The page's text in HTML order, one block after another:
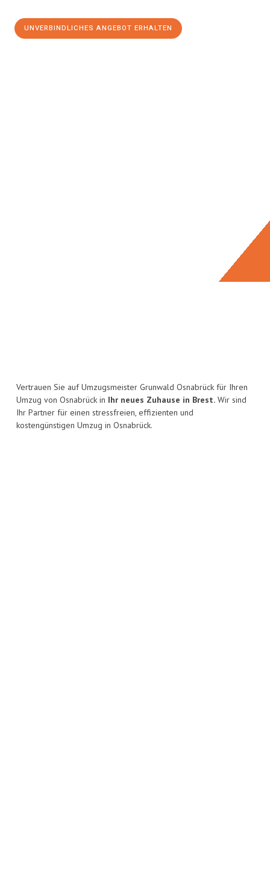
UNVERBINDLICHES ANGEBOT ERHALTEN
Vertrauen Sie auf Umzugsmeister Grunwald Osnabrück für Ihren
Umzug von Osnabrück in Ihr neues Zuhause in Brest. Wir sind
Ihr Partner für einen stressfreien, effizienten und
kostengünstigen Umzug in Osnabrück.